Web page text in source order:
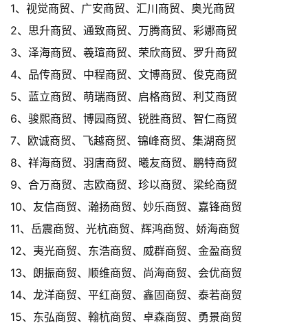
1、视觉商贸、广安商贸、汇川商贸、奥光商贸
2、思升商贸、通致商贸、万腾商贸、彩娜商贸
3、泽海商贸、羲瑄商贸、荣欣商贸、罗升商贸
4、品传商贸、中程商贸、文博商贸、俊克商贸
5、蓝立商贸、萌瑞商贸、启格商贸、利艾商贸
6、骏熙商贸、博园商贸、锐胜商贸、智仁商贸
7、欧诚商贸、飞越商贸、锦峰商贸、集湖商贸
8、祥海商贸、羽唐商贸、曦友商贸、鹏特商贸
9、合万商贸、志欧商贸、珍以商贸、梁纶商贸
10、友信商贸、瀚扬商贸、妙乐商贸、嘉锋商贸
11、岳震商贸、光杭商贸、辉鸿商贸、娇海商贸
12、夷光商贸、东浩商贸、威群商贸、金盈商贸
13、朗振商贸、顺维商贸、尚海商贸、会优商贸
14、龙洋商贸、平红商贸、鑫固商贸、泰若商贸
15、东弘商贸、翰杭商贸、卓森商贸、勇景商贸